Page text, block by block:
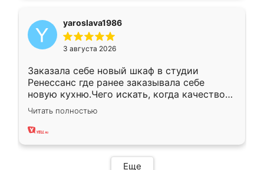
yaroslava1986
3 августа 2026
Заказала себе новый шкаф в студии
Ренессанс где ранее заказывала себе
новую кухню.Чего искать, когда качеством
вполне довольна. Служит кухня уже почти
два года, нареканий нет.
Читать полностью
Еще